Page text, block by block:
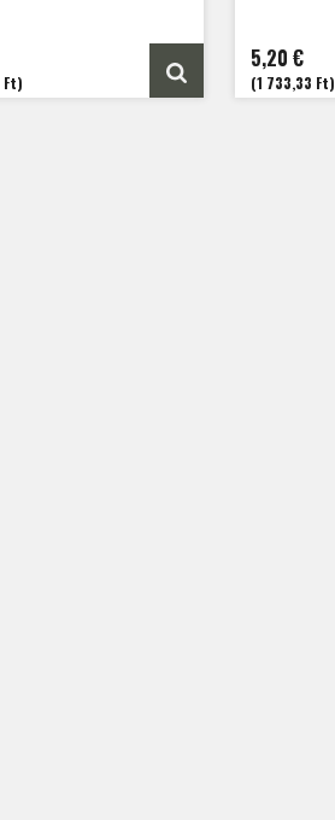
nalejete do nej teplú vodu po
rysku riedenia a zbytok do
šampónom / balzamom /
jeho návodu na použitie.
Ft)
5,20 €
(1 733,33 Ft)